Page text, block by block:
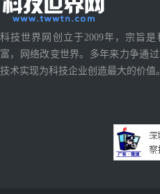
科技世界网创立于2009年，宗旨是
富，网络改变世界。多年来力争通
技术实现为科技企业创造最大的价值。